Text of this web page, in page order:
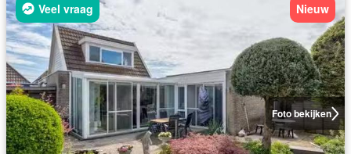
Foto bekijken
Veel vraag Nieuw